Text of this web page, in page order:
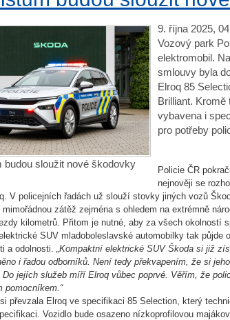
budou sloužit nové škodovky
9. října 2025,
Vozový park
elektromobil.
smlouvy byla
Elroq 85
Brilliant. Kromě
vybavena i
pro potřeby
Policie ČR
nejnověji se
V policejních řadách už slouží stovky jiných vozů
mimořádnou zátěž zejména s ohledem na extrémně
kilometrů. Přitom je nutné, aby za všech okolností
SUV mladoboleslavské automobilky tak půjde
a odolnosti. „Kompaktní elektrické SUV Škoda si již
i řadou odborníků. Není tedy překvapením, že si
Do jejích služeb míří Elroq vůbec poprvé. Věřím, že
pomocníkem.“
převzala Elroq ve specifikaci 85 Selection, který
Vozidlo bude osazeno nízkoprofilovou